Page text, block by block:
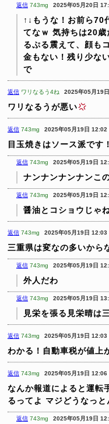
返信 743mg 2025年05月20日
↑↓もうな！お前ら70
てなｗ 気持ちは20歳
るぷる震えて、顔も
金もない！残り少な
で
返信 ワリなるう4ね 2025年05月19
ワリなるうが悪い
返信 743mg 2025年05月19日 12:02
目玉焼きはソース派です！
返信 743mg 2025年05月19日
ナンナンナンナンこ
返信 743mg 2025年05月19日
醤油とコショウじゃ
返信 743mg 2025年05月19日 12:03
三重県は変なの多いか
返信 743mg 2025年05月19日
外人だわ
返信 743mg 2025年05月19日
見栄を張る見栄晴は
返信 743mg 2025年05月19日 12:03
わかる！自動車税が値上
返信 743mg 2025年05月19日 12:06
なんか報道によると運転
るってよ マジどうなっと
返信 743mg 2025年05月19日